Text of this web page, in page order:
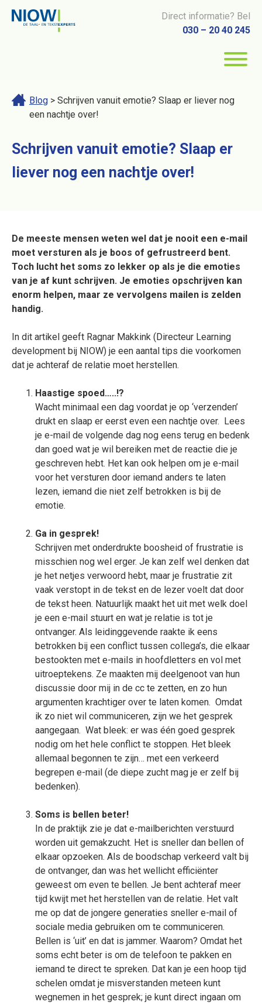
Direct informatie? Bel
030 – 20 40 245
Blog > Schrijven vanuit emotie? Slaap er liever nog
een nachtje over!
Schrijven vanuit emotie? Slaap er
liever nog een nachtje over!
De meeste mensen weten wel dat je nooit een e-mail
moet versturen als je boos of gefrustreerd bent.
Toch lucht het soms zo lekker op als je die emoties
van je af kunt schrijven. Je emoties opschrijven kan
enorm helpen, maar ze vervolgens mailen is zelden
handig.
In dit artikel geeft Ragnar Makkink (Directeur Learning
development bij NIOW) je een aantal tips die voorkomen
dat je achteraf de relatie moet herstellen.
Haastige spoed…..!?
Wacht minimaal een dag voordat je op ‘verzenden’
drukt en slaap er eerst even een nachtje over. Lees
je e-mail de volgende dag nog eens terug en bedenk
dan goed wat je wil bereiken met de reactie die je
geschreven hebt. Het kan ook helpen om je e-mail
voor het versturen door iemand anders te laten
lezen, iemand die niet zelf betrokken is bij de
emotie.
Ga in gesprek!
Schrijven met onderdrukte boosheid of frustratie is
misschien nog wel erger. Je kan zelf wel denken dat
je het netjes verwoord hebt, maar je frustratie zit
vaak verstopt in de tekst en de lezer voelt dat door
de tekst heen. Natuurlijk maakt het uit met welk doel
je een e-mail stuurt en wat je relatie is tot je
ontvanger. Als leidinggevende raakte ik eens
betrokken bij een conflict tussen collega’s, die elkaar
bestookten met e-mails in hoofdletters en vol met
uitroeptekens. Ze maakten mij deelgenoot van hun
discussie door mij in de cc te zetten, en zo hun
argumenten krachtiger over te laten komen. Omdat
ik zo niet wil communiceren, zijn we het gesprek
aangegaan. Wat bleek: er was één goed gesprek
nodig om het hele conflict te stoppen. Het bleek
allemaal begonnen te zijn… met een verkeerd
begrepen e-mail (de diepe zucht mag je er zelf bij
bedenken).
Soms is bellen beter!
In de praktijk zie je dat e-mailberichten verstuurd
worden uit gemakzucht. Het is sneller dan bellen of
elkaar opzoeken. Als de boodschap verkeerd valt bij
de ontvanger, dan was het wellicht efficiënter
geweest om even te bellen. Je bent achteraf meer
tijd kwijt met het herstellen van de relatie. Het valt
me op dat de jongere generaties sneller e-mail of
sociale media gebruiken om te communiceren.
Bellen is ‘uit’ en dat is jammer. Waarom? Omdat het
soms echt beter is om de telefoon te pakken en
iemand te direct te spreken. Dat kan je een hoop tijd
schelen omdat je misverstanden meteen kunt
wegnemen in het gesprek; je kunt direct ingaan om